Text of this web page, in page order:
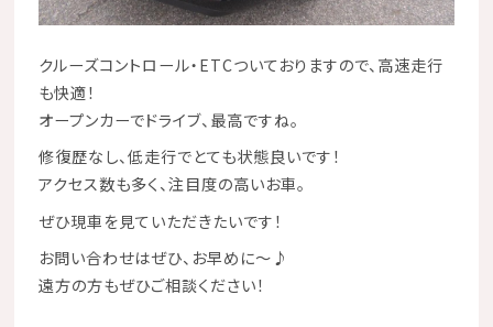
クルーズコントロール・ETCついておりますので、高速走行
も快適！
オープンカーでドライブ、最高ですね。
修復歴なし、低走行でとても状態良いです！
アクセス数も多く、注目度の高いお車。
ぜひ現車を見ていただきたいです！
お問い合わせはぜひ、お早めに～♪
遠方の方もぜひご相談ください！